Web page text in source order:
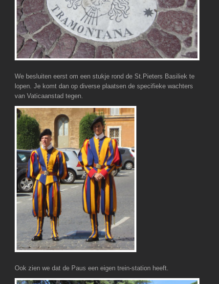
We besluiten eerst om een stukje rond de St.Pieters Basiliek te
lopen. Je komt dan op diverse plaatsen de specifieke wachters
van Vaticaanstad tegen.
Ook zien we dat de Paus een eigen trein-station heeft.